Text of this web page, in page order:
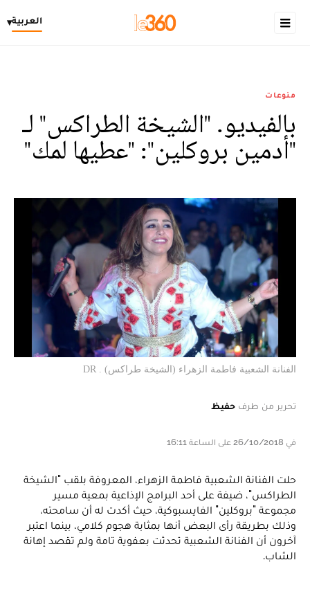
العربية▾
منوعات
بالفيديو. "الشيخة الطراكس" لـ
"أدمين بروكلين": "عطيها لمك"
الفنانة الشعبية فاطمة الزهراء (الشيخة طراكس) . DR
تحرير من طرف حفيظ
في 26/10/2018 على الساعة 16:11
حلت الفنانة الشعبية فاطمة الزهراء، المعروفة بلقب "الشيخة
الطراكس"، ضيفة على أحد البرامج الإذاعية بمعية مسير
مجموعة "بروكلين" الفايسبوكية، حيث أكدت له أن سامحته،
وذلك بطريقة رأى البعض أنها بمثابة هجوم كلامي، بينما اعتبر
آخرون أن الفنانة الشعبية تحدثت بعفوية تامة ولم تقصد إهانة
الشاب.